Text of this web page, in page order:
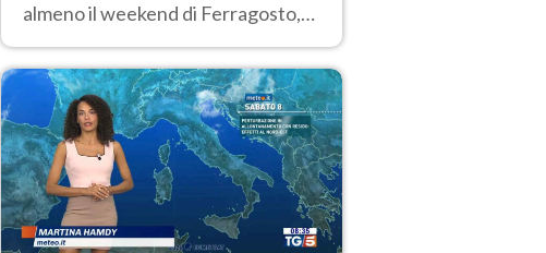
almeno il weekend di Ferragosto,
intensificazione prossima
settimana